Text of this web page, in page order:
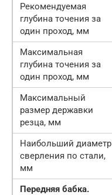
Рекомендуемая
глубина точения за
один проход, мм
Максимальная
глубина точения за
один проход, мм
Максимальный
размер державки
резца, мм
Наибольший диаметр
сверления по стали,
мм
Передняя бабка.